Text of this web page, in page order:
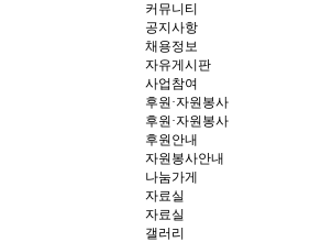
커뮤니티
공지사항
채용정보
자유게시판
사업참여
후원·자원봉사
후원·자원봉사
후원안내
자원봉사안내
나눔가게
자료실
자료실
갤러리